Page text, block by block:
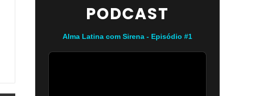
PODCAST
Alma Latina com Sirena - Episódio #1